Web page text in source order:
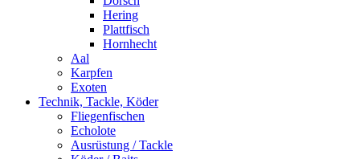
Hering
Plattfisch
Hornhecht
Aal
Karpfen
Exoten
Technik, Tackle, Köder
Fliegenfischen
Echolote
Ausrüstung / Tackle